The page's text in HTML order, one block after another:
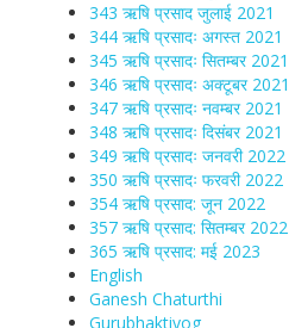
343 ऋषि प्रसाद जुलाई 2021
344 ऋषि प्रसादः अगस्त 2021
345 ऋषि प्रसादः सितम्बर 2021
346 ऋषि प्रसादः अक्टूबर 2021
347 ऋषि प्रसादः नवम्बर 2021
348 ऋषि प्रसादः दिसंबर 2021
349 ऋषि प्रसादः जनवरी 2022
350 ऋषि प्रसादः फरवरी 2022
354 ऋषि प्रसाद: जून 2022
357 ऋषि प्रसाद: सितम्बर 2022
365 ऋषि प्रसाद: मई 2023
English
Ganesh Chaturthi
Gurubhaktiyog